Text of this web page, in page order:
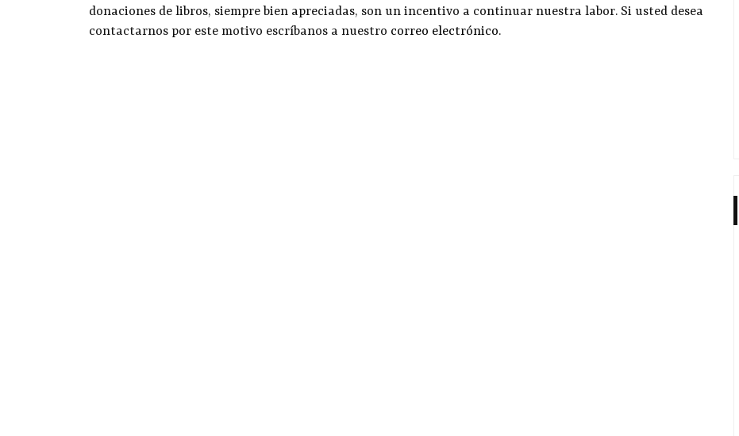
donaciones de libros, siempre bien apreciadas, son un incentivo a continuar nuestra labor. Si usted desea
contactarnos por este motivo escríbanos a nuestro correo electrónico.